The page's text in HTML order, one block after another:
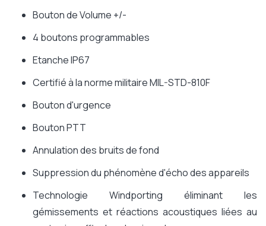
Bouton de Volume +/-
4 boutons programmables
Etanche IP67
Certifié à la norme militaire MIL-STD-810F
Bouton d'urgence
Bouton PTT
Annulation des bruits de fond
Suppression du phénomène d'écho des appareils
Technologie Windporting éliminant les
gémissements et réactions acoustiques liées au